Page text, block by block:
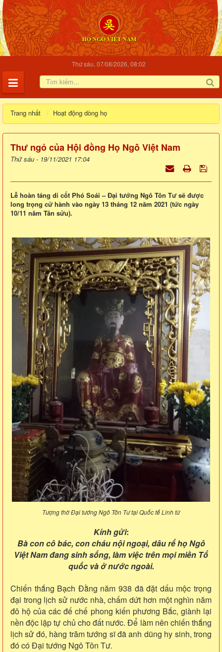
Thứ sáu, 07/08/2026, 08:02
Trang nhất Hoạt động dòng họ
Thư ngỏ của Hội đồng Họ Ngô Việt Nam
Thứ sáu - 19/11/2021 17:04
Lễ hoàn táng di cốt Phó Soái – Đại tướng Ngô Tôn Tư sẽ được
long trọng cử hành vào ngày 13 tháng 12 năm 2021 (tức ngày
10/11 năm Tân sửu).
Tượng thờ Đại tướng Ngô Tôn Tư tại Quốc tế Linh từ
Kính gửi:
Bà con cô bác, con cháu nội ngoại, dâu rể họ Ngô
Việt Nam đang sinh sống, làm việc trên mọi miền Tổ
quốc và ở nước ngoài.
Chiến thắng Bạch Đằng năm 938 đã đặt dấu mộc trọng
đại trong lịch sử nước nhà, chấm dứt hơn một nghìn năm
đô hộ của các đế chế phong kiến phương Bắc, giành lại
nền độc lập tự chủ cho đất nước. Để làm nên chiến thắng
lịch sử đó, hàng trăm tướng sĩ đã anh dũng hy sinh, trong
đó có Đại tướng Ngô Tôn Tư.